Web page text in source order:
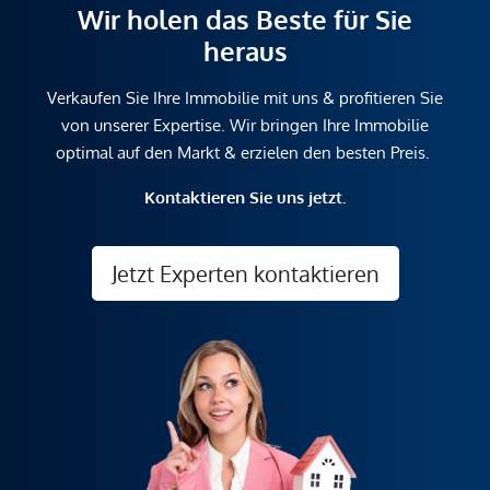
Wir holen das Beste für Sie
heraus
Verkaufen Sie Ihre Immobilie mit uns & profitieren Sie
von unserer Expertise. Wir bringen Ihre Immobilie
optimal auf den Markt & erzielen den besten Preis.
Kontaktieren Sie uns jetzt.
Jetzt Experten kontaktieren